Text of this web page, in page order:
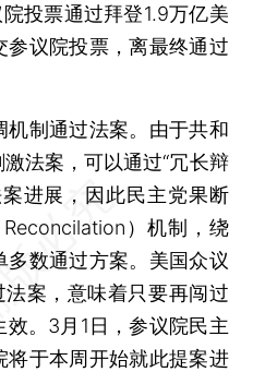
票通过拜登1.9万亿美
议院投票，离最终通过
制通过法案。由于共和
法案，可以通过“冗长辩
进展，因此民主党果断
）机制，绕
数通过方案。美国众议
案，意味着只要再闯过
。3月1日，参议院民主
将于本周开始就此提案进